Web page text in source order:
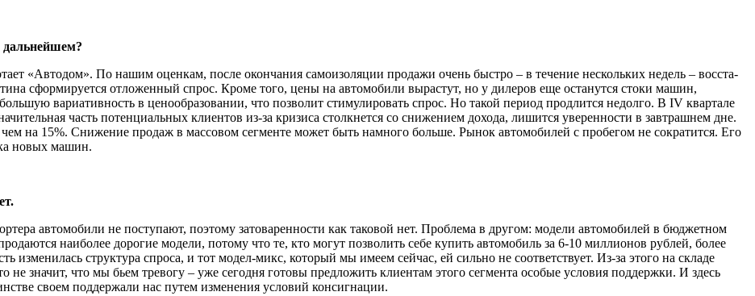
дальней­шем?
«Автодом». По нашим оценкам, после окончания самоизоляции продажи очень быстро – в течение нескольких недель – восста­
сформируется отложенный спрос. Кроме того, цены на автомоби­ли вырастут, но у дилеров еще останутся стоки машин,
вариатив­ность в ценообразовании, что позволит стимулировать спрос. Но такой период продлится недолго. В IV квартале
часть потенциальных клиентов из-за кризиса столкнется со снижением дохо­да, лишится уверенности в завтрашнем дне.
на 15%. Снижение продаж в массовом сегменте может быть намного больше. Рынок автомобилей с пробегом не сократится. Его
новых машин.
автомобили не поступают, поэтому затоваренности как таковой нет. Проблема в другом: модели автомобилей в бюджетном
наиболее дорогие модели, потому что те, кто могут позволить себе купить автомобиль за 6-10 миллионов рублей, более
изменилась структура спроса, и тот модел-микс, который мы имеем сейчас, ей сильно не соответствует. Из-за этого на складе
значит, что мы бьем тревогу – уже сегодня готовы предложить клиентам этого сегмен­та особые условия поддержки. И здесь
своем поддержали нас путем изменения условий консигнации.